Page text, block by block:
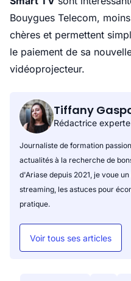
Bouygues Telecom,
chères et permettent
le paiement de sa
vidéoprojecteur.
Tiffany
Rédactrice
Journaliste de formation
actualités à la recherche de
d'Ariase depuis 2021, je voue
streaming, les astuces pour
pratique.
Voir tous ses articles